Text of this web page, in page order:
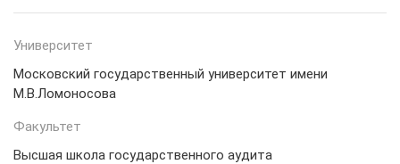
Университет
Московский государственный университет имени
М.В.Ломоносова
Факультет
Высшая школа государственного аудита